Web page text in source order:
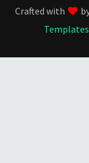
Crafted with
Templates